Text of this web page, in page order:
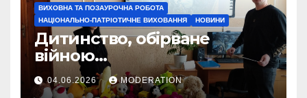
ВИХОВНА ТА ПОЗАУРОЧНА РОБОТА
НАЦІОНАЛЬНО-ПАТРІОТИЧНЕ ВИХОВАННЯ
НОВИНИ
Дитинство, обірване
війною…
04.06.2026 MODERATION